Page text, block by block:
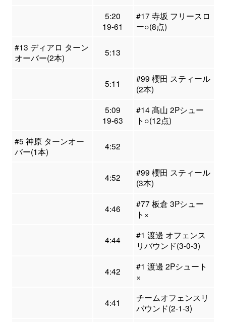
5:20
19-61
#17 寺坂 フリースロ
ー○(8点)
#13 ディアロ ターン
オーバー(2本)
5:13
5:11
#99 櫻田 スティール
(2本)
5:09
19-63
#14 髙山 2Pシュー
ト○(12点)
#5 神原 ターンオー
バー(1本)
4:52
4:52
#99 櫻田 スティール
(3本)
4:46
#77 板倉 3Pシュー
ト×
4:44
#1 渡邊 オフェンス
リバウンド(3-0-3)
4:42
#1 渡邊 2Pシュート
×
4:41
チームオフェンスリ
バウンド(2-1-3)